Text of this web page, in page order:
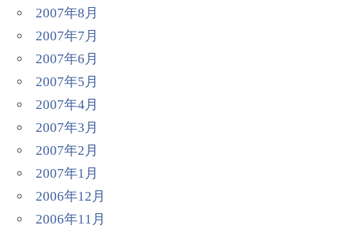
2007年8月
2007年7月
2007年6月
2007年5月
2007年4月
2007年3月
2007年2月
2007年1月
2006年12月
2006年11月